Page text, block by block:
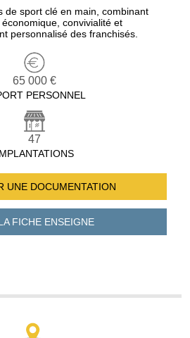
de sport clé en main, combinant
convivialité et
personnalisé des franchisés.
65 000 €
PERSONNEL
47
UNE DOCUMENTATION
FICHEENSEIGNE